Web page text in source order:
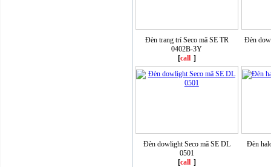
Đèn trang trí Seco mã SE TR
0402B-3Y
[call ]
Đèn
Đèn dowlight Seco mã SE DL
0501
[call ]
Đèn